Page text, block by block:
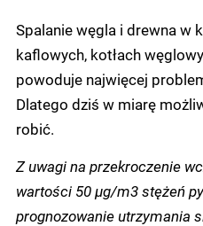
Spalanie węgla i drewna w
kaflowych, kotłach
powoduje najwięcej
Dlatego dziś w miarę
robić.
Z uwagi na przekroczenie
wartości 50 µg/m3 stężeń
prognozowanie utrzymania